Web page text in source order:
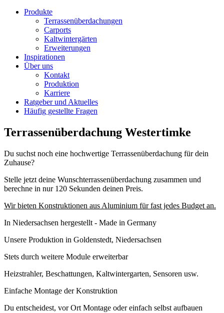
Produkte
Terrassenüberdachungen
Carports
Kaltwintergärten
Erweiterungen
Inspirationen
Über uns
Kontakt
Produktion
Karriere
Ratgeber und Aktuelles
Häufig gestellte Fragen
Terrassenüberdachung Westertimke
Du suchst noch eine hochwertige Terrassenüberdachung für dein
Zuhause?
Stelle jetzt deine Wunschterrassenüberdachung zusammen und
berechne in nur 120 Sekunden deinen Preis.
Wir bieten Konstruktionen aus Aluminium für fast jedes Budget an.
In Niedersachsen hergestellt - Made in Germany
Unsere Produktion in Goldenstedt, Niedersachsen
Stets durch weitere Module erweiterbar
Heizstrahler, Beschattungen, Kaltwintergarten, Sensoren usw.
Einfache Montage der Konstruktion
Du entscheidest, vor Ort Montage oder einfach selbst aufbauen